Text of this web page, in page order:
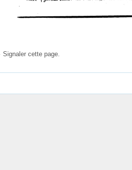
Signaler cette page.